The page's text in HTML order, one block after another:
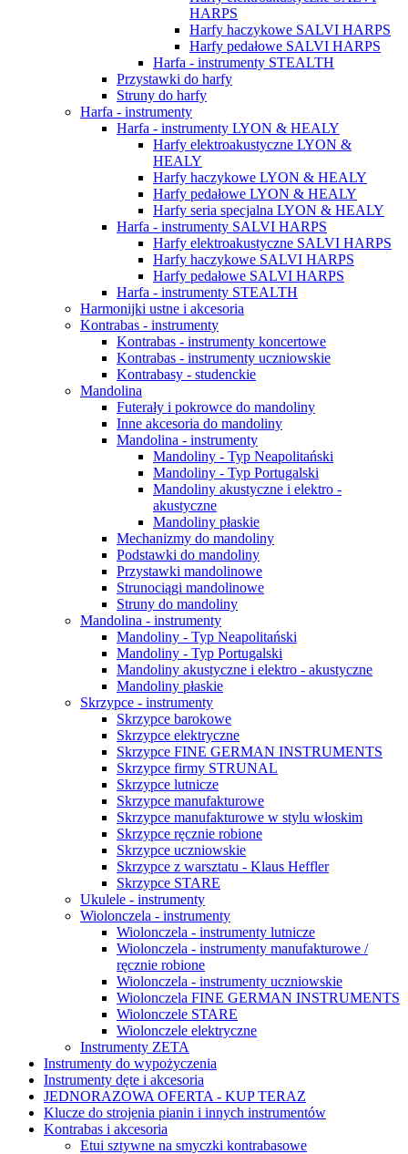
HARPS
Harfy haczykowe SALVI HARPS
Harfy pedałowe SALVI HARPS
Harfa - instrumenty STEALTH
Przystawki do harfy
Struny do harfy
Harfa - instrumenty
Harfa - instrumenty LYON & HEALY
Harfy elektroakustyczne LYON &
HEALY
Harfy haczykowe LYON & HEALY
Harfy pedałowe LYON & HEALY
Harfy seria specjalna LYON & HEALY
Harfa - instrumenty SALVI HARPS
Harfy elektroakustyczne SALVI HARPS
Harfy haczykowe SALVI HARPS
Harfy pedałowe SALVI HARPS
Harfa - instrumenty STEALTH
Harmonijki ustne i akcesoria
Kontrabas - instrumenty
Kontrabas - instrumenty koncertowe
Kontrabas - instrumenty uczniowskie
Kontrabasy - studenckie
Mandolina
Futerały i pokrowce do mandoliny
Inne akcesoria do mandoliny
Mandolina - instrumenty
Mandoliny - Typ Neapolitański
Mandoliny - Typ Portugalski
Mandoliny akustyczne i elektro -
akustyczne
Mandoliny płaskie
Mechanizmy do mandoliny
Podstawki do mandoliny
Przystawki mandolinowe
Strunociągi mandolinowe
Struny do mandoliny
Mandolina - instrumenty
Mandoliny - Typ Neapolitański
Mandoliny - Typ Portugalski
Mandoliny akustyczne i elektro - akustyczne
Mandoliny płaskie
Skrzypce - instrumenty
Skrzypce barokowe
Skrzypce elektryczne
Skrzypce FINE GERMAN INSTRUMENTS
Skrzypce firmy STRUNAL
Skrzypce lutnicze
Skrzypce manufakturowe
Skrzypce manufakturowe w stylu włoskim
Skrzypce ręcznie robione
Skrzypce uczniowskie
Skrzypce z warsztatu - Klaus Heffler
Skrzypce STARE
Ukulele - instrumenty
Wiolonczela - instrumenty
Wiolonczela - instrumenty lutnicze
Wiolonczela - instrumenty manufakturowe /
ręcznie robione
Wiolonczela - instrumenty uczniowskie
Wiolonczela FINE GERMAN INSTRUMENTS
Wiolonczele STARE
Wiolonczele elektryczne
Instrumenty ZETA
Instrumenty do wypożyczenia
Instrumenty dęte i akcesoria
JEDNORAZOWA OFERTA - KUP TERAZ
Klucze do strojenia pianin i innych instrumentów
Kontrabas i akcesoria
Etui sztywne na smyczki kontrabasowe